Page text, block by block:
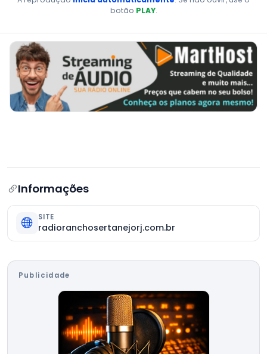
botão PLAY.
Informações
SITE
radioranchosertanejorj.com.br
Publicidade